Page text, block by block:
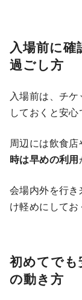
入場前に確
過ごし方
入場前は、チ
しておくと安心
周辺には飲食
時は早めの利用
会場内外を行
け軽めにしてお
初めてでも
の動き方